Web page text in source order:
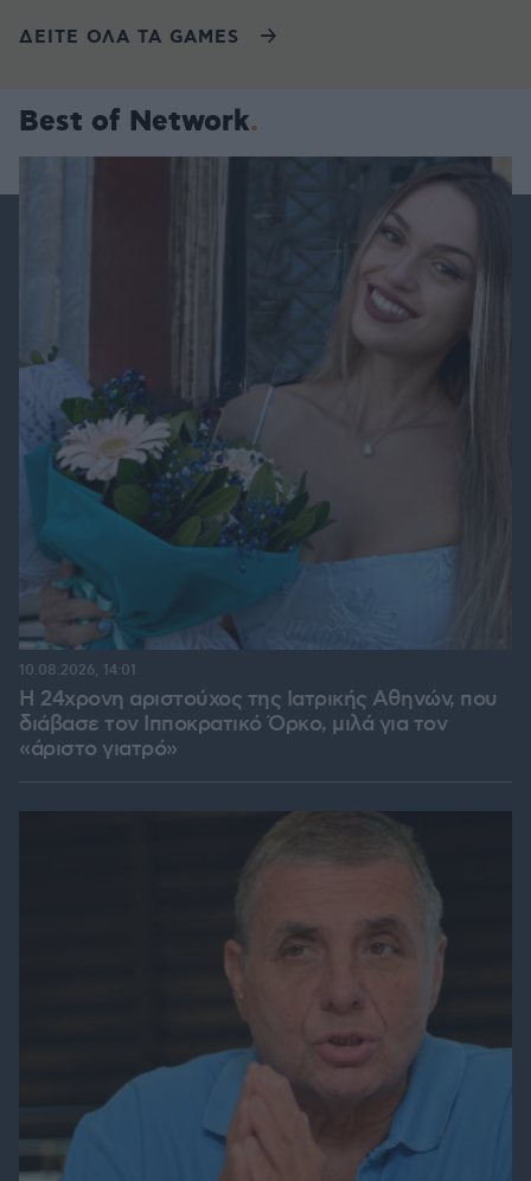
ΔΕΙΤΕ ΟΛΑ ΤΑ GAMES
Best of Network
Η 24χρονη αριστούχος της Ιατρικής Αθηνών, που
διάβασε τον Ιπποκρατικό Όρκο, μιλά για τον
«άριστο γιατρό»
10.08.2026, 14:01